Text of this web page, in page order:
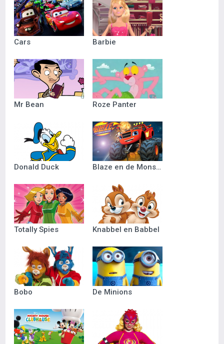
Cars Barbie
Mr Bean Roze Panter
Donald Duck Blaze en de Monsterwielen
Totally Spies Knabbel en Babbel
Bobo De Minions